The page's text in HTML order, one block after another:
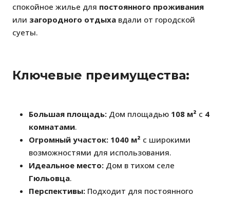
спокойное жилье для постоянного проживания
или загородного отдыха вдали от городской
суеты.
Ключевые преимущества:
Большая площадь: Дом площадью 108 м² с 4
комнатами.
Огромный участок: 1040 м² с широкими
возможностями для использования.
Идеальное место: Дом в тихом селе
Гюльовца.
Перспективы: Подходит для постоянного